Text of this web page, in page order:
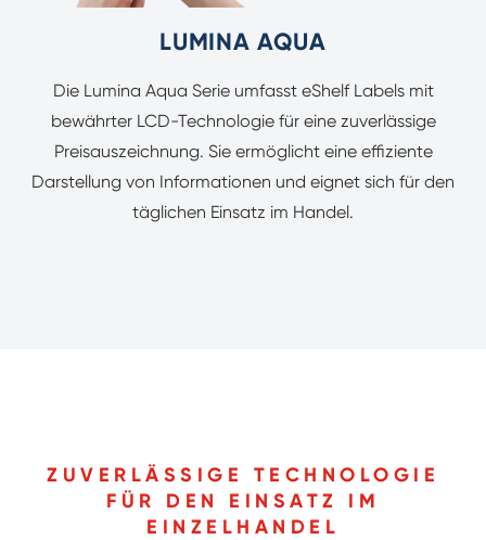
LUMINA AQUA
Die Lumina Aqua Serie umfasst eShelf Labels mit
bewährter LCD-Technologie für eine zuverlässige
Preisauszeichnung. Sie ermöglicht eine effiziente
Darstellung von Informationen und eignet sich für den
täglichen Einsatz im Handel.
ZUVERLÄSSIGE TECHNOLOGIE
FÜR DEN EINSATZ IM
EINZELHANDEL